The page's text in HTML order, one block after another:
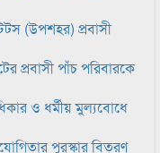
(উপশহর) প্রবাসী
প্রবাসী পাঁচ পরিবারকে
ও ধর্মীয় মুল্যবোধে
পুরস্কার বিতরণ